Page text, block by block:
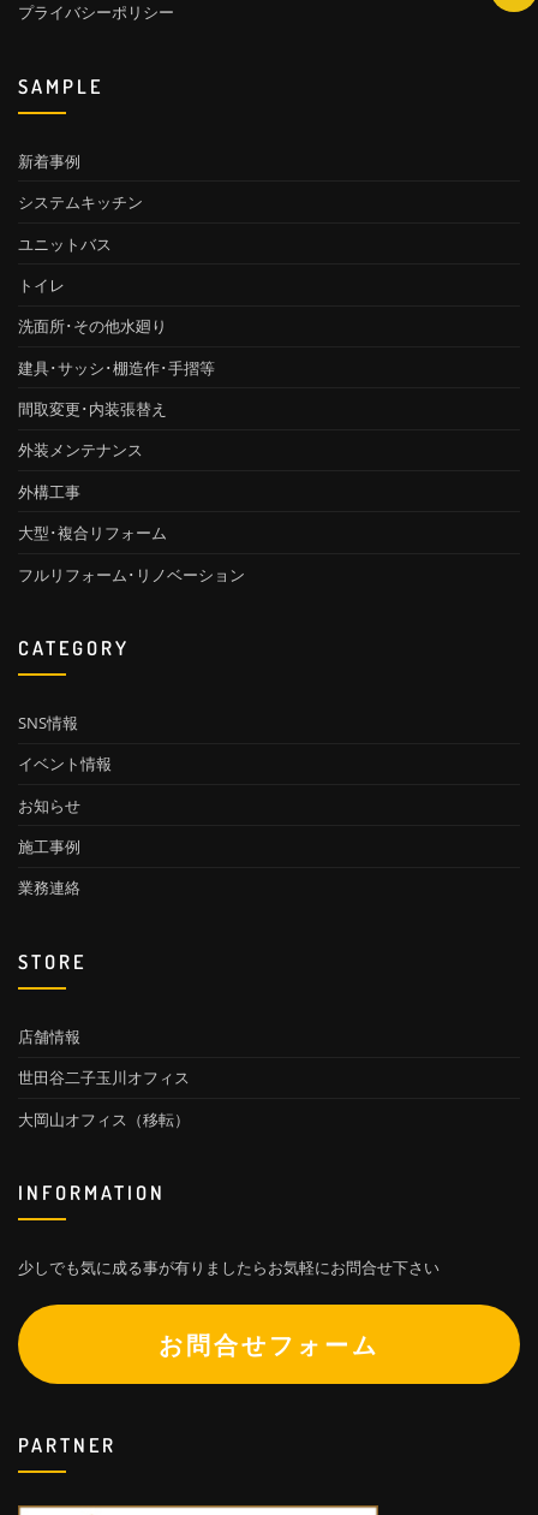
プライバシーポリシー
SAMPLE
新着事例
システムキッチン
ユニットバス
トイレ
洗面所･その他水廻り
建具･サッシ･棚造作･手摺等
間取変更･内装張替え
外装メンテナンス
外構工事
大型･複合リフォーム
フルリフォーム･リノベーション
CATEGORY
SNS情報
イベント情報
お知らせ
施工事例
業務連絡
STORE
店舗情報
世田谷二子玉川オフィス
大岡山オフィス（移転）
INFORMATION
少しでも気に成る事が有りましたらお気軽にお問合せ下さい
お問合せフォーム
PARTNER